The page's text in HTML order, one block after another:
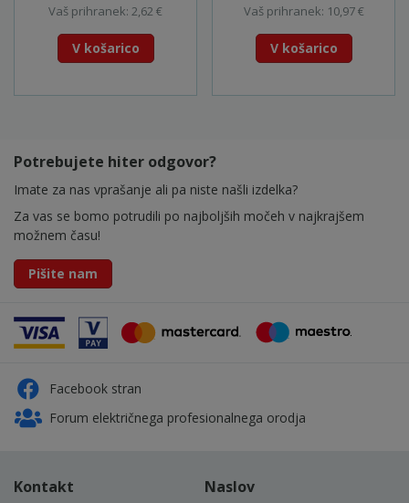
Vaš prihranek: 2,62 €
V košarico
Vaš prihranek: 10,97 €
V košarico
Potrebujete hiter odgovor?
Imate za nas vprašanje ali pa niste našli izdelka?
Za vas se bomo potrudili po najboljših močeh v najkrajšem
možnem času!
Pišite nam
Facebook stran
Forum električnega profesionalnega orodja
Kontakt Naslov